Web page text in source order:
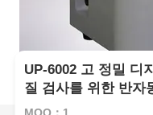
UP-6002 고 정밀 디
질 검사를 위한 반자
MOQ：1